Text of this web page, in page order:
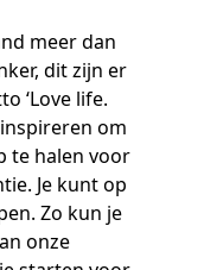
meer dan
dit zijn er
‘Love life.
om
te halen voor
Je kunt op
Zo kun je
onze